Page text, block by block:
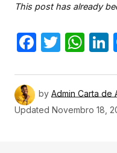
This post has already
by Admin Carta de
Updated Novembro 18,